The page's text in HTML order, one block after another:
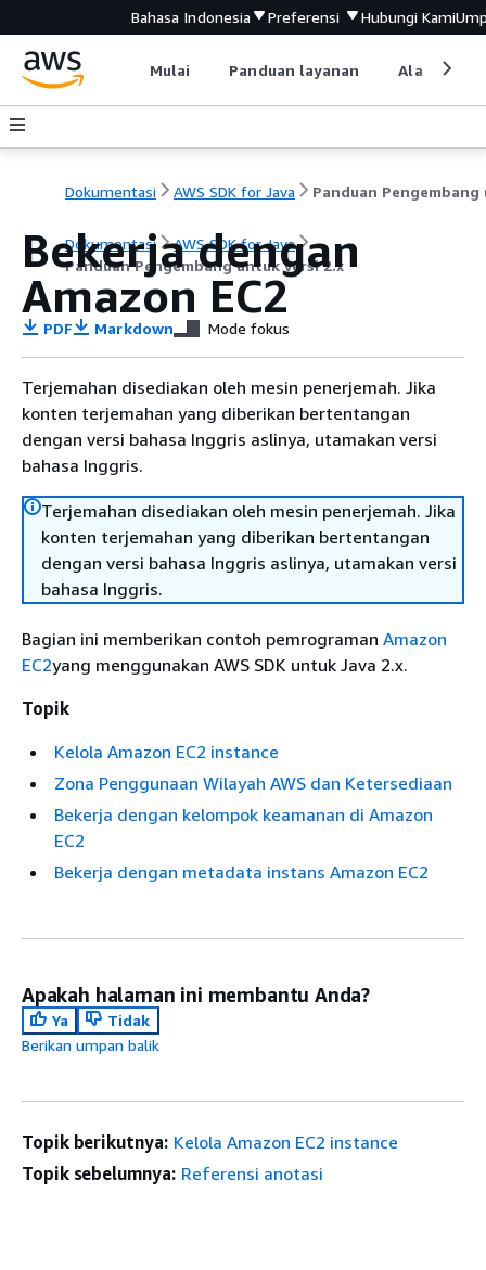
Bahasa Indonesia Preferensi Hubungi Kami
Mulai Panduan layanan Alat
Dokumentasi AWS SDK for Java
Dokumentasi
AWS SDK for Java
Panduan Pengembang untuk versi 2.x
Bekerja dengan
Amazon EC2
PDF Markdown Mode fokus
Terjemahan disediakan oleh mesin penerjemah. Jika
konten terjemahan yang diberikan bertentangan
dengan versi bahasa Inggris aslinya, utamakan versi
bahasa Inggris.
Terjemahan disediakan oleh mesin penerjemah. Jika
konten terjemahan yang diberikan bertentangan
dengan versi bahasa Inggris aslinya, utamakan versi
bahasa Inggris.
Bagian ini memberikan contoh pemrograman Amazon
EC2yang menggunakan AWS SDK untuk Java 2.x.
Topik
Kelola Amazon EC2 instance
Zona Penggunaan Wilayah AWS dan Ketersediaan
Bekerja dengan kelompok keamanan di Amazon
EC2
Bekerja dengan metadata instans Amazon EC2
Apakah halaman ini membantu Anda?
Ya
Tidak
Berikan umpan balik
Topik berikutnya: Kelola Amazon EC2 instance
Topik sebelumnya: Referensi anotasi